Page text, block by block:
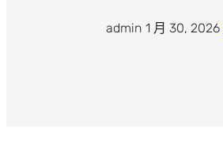
admin· 1 月 30, 2026·